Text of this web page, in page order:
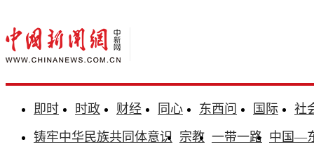
即时 时政 财经 同心 东西问 国际
社
铸牢中华民族共同体意识 宗教 一带一路 中国—